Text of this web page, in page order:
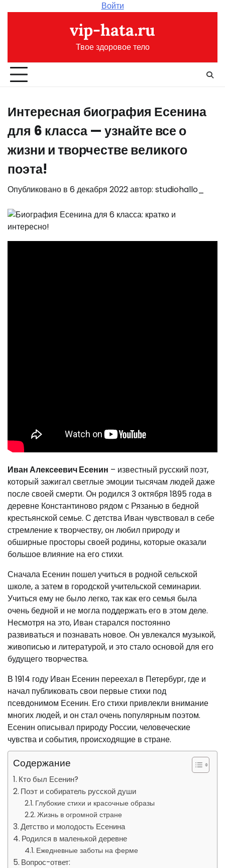
Войти
vip-hata.ru
Твое здоровое тело
Интересная биография Есенина
для 6 класса — узнайте все о
жизни и творчестве великого
поэта!
Опубликовано в 6 декабря 2022автор: studiohallo_
Иван Алексеевич Есенин – известный русский поэт,
который зажигал светлые эмоции тысячам людей даже
после своей смерти. Он родился 3 октября 1895 года в
деревне Константиново рядом с Рязанью в бедной
крестьянской семье. С детства Иван чувствовал в себе
стремление к творчеству, он любил природу и
обширные просторы своей родины, которые оказали
большое влияние на его стихи.
Сначала Есенин пошел учиться в родной сельской
школе, а затем в городской учительской семинарии.
Учиться ему не было легко, так как его семья была
очень бедной и не могла поддержать его в этом деле.
Несмотря на это, Иван старался постоянно
развиваться и познавать новое. Он увлекался музыкой,
живописью и литературой, и это стало основой для его
будущего творчества.
В 1914 году Иван Есенин переехал в Петербург, где и
начал публиковать свои первые стихи под
псевдонимом Есенин. Его стихи привлекли внимание
многих людей, и он стал очень популярным поэтом.
Есенин описывал природу России, человеческие
чувства и события, происходящие в стране.
Содержание
Кто был Есенин?
Поэт и собиратель русской души
Глубокие стихи и красочные образы
Жизнь в огромной стране
Детство и молодость Есенина
Родился в маленькой деревне
Ежедневные заботы на ферме
Вопрос-ответ: